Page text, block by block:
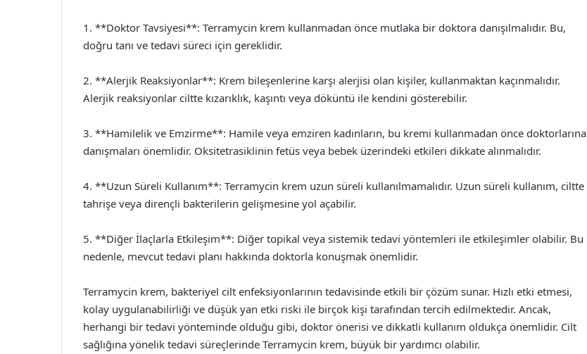
1. **Doktor Tavsiyesi**: Terramycin krem kullanmadan önce mutlaka bir doktora danışılmalıdır. Bu,
doğru tanı ve tedavi süreci için gereklidir.
2. **Alerjik Reaksiyonlar**: Krem bileşenlerine karşı alerjisi olan kişiler, kullanmaktan kaçınmalıdır.
Alerjik reaksiyonlar ciltte kızarıklık, kaşıntı veya döküntü ile kendini gösterebilir.
3. **Hamilelik ve Emzirme**: Hamile veya emziren kadınların, bu kremi kullanmadan önce doktorlarına
danışmaları önemlidir. Oksitetrasiklinin fetüs veya bebek üzerindeki etkileri dikkate alınmalıdır.
4. **Uzun Süreli Kullanım**: Terramycin krem uzun süreli kullanılmamalıdır. Uzun süreli kullanım, ciltte
tahrişe veya dirençli bakterilerin gelişmesine yol açabilir.
5. **Diğer İlaçlarla Etkileşim**: Diğer topikal veya sistemik tedavi yöntemleri ile etkileşimler olabilir. Bu
nedenle, mevcut tedavi planı hakkında doktorla konuşmak önemlidir.
Terramycin krem, bakteriyel cilt enfeksiyonlarının tedavisinde etkili bir çözüm sunar. Hızlı etki etmesi,
kolay uygulanabilirliği ve düşük yan etki riski ile birçok kişi tarafından tercih edilmektedir. Ancak,
herhangi bir tedavi yönteminde olduğu gibi, doktor önerisi ve dikkatli kullanım oldukça önemlidir. Cilt
sağlığına yönelik tedavi süreçlerinde Terramycin krem, büyük bir yardımcı olabilir.